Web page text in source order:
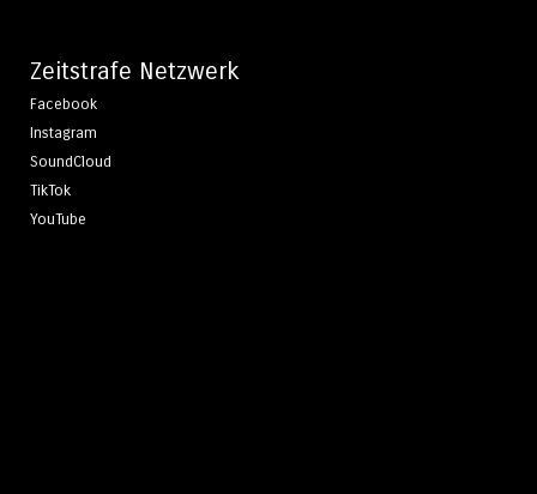
Zeitstrafe Netzwerk
Facebook
Instagram
SoundCloud
TikTok
YouTube